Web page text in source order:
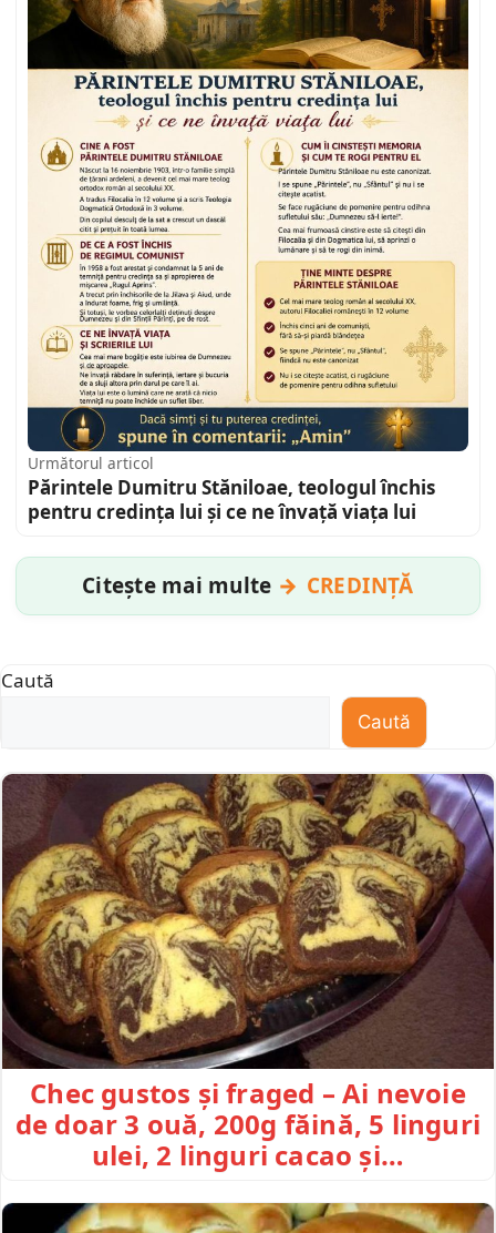
Următorul articol
Părintele Dumitru Stăniloae, teologul închis
pentru credința lui și ce ne învață viața lui
Citește mai multe CREDINȚĂ
Caută
Caută
Chec gustos și fraged – Ai nevoie
de doar 3 ouă, 200g făină, 5 linguri
ulei, 2 linguri cacao și…